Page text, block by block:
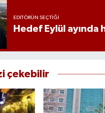
EDITÖRÜN SEÇTIĞI
Hedef Eylül ayında
çekebilir